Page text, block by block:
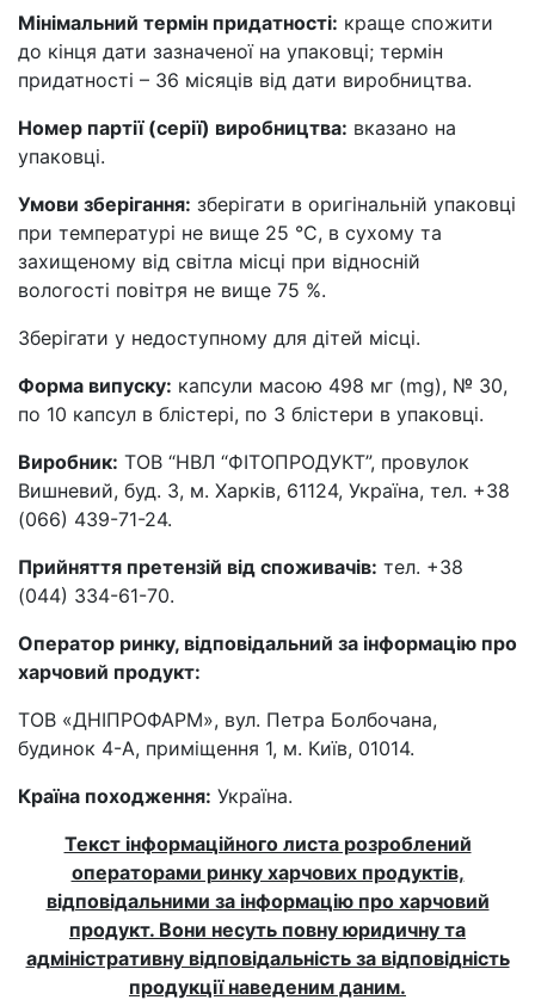
Мінімальний термін придатності: краще спожити
до кінця дати зазначеної на упаковці; термін
придатності – 36 місяців від дати виробництва.
Номер партії (серії) виробництва: вказано на
упаковці.
Умови зберігання: зберігати в оригінальній упаковці
при температурі не вище 25 °С, в сухому та
захищеному від світла місці при відносній
вологості повітря не вище 75 %.
Зберігати у недоступному для дітей місці.
Форма випуску: капсули масою 498 мг (mg), № 30,
по 10 капсул в блістері, по 3 блістери в упаковці.
Виробник: ТОВ “НВЛ “ФІТОПРОДУКТ”, провулок
Вишневий, буд. 3, м. Харків, 61124, Україна, тел. +38
(066) 439-71-24.
Прийняття претензій від споживачів: тел. +38
(044) 334-61-70.
Оператор ринку, відповідальний за інформацію про
харчовий продукт:
ТОВ «ДНІПРОФАРМ», вул. Петра Болбочана,
будинок 4-А, приміщення 1, м. Київ, 01014.
Країна походження: Україна.
Текст інформаційного листа розроблений
операторами ринку харчових продуктів,
відповідальними за інформацію про харчовий
продукт. Вони несуть повну юридичну та
адміністративну відповідальність за відповідність
продукції наведеним даним.